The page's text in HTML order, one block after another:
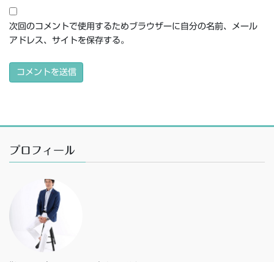
次回のコメントで使用するためブラウザーに自分の名前、メール
アドレス、サイトを保存する。
プロフィール